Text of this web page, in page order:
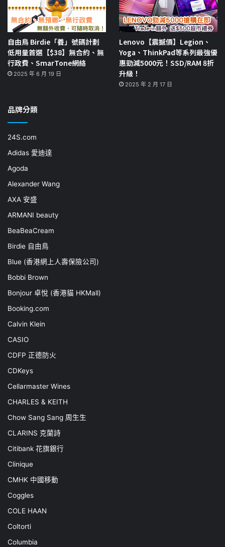
自由鳥 Birdie「養」號碼計劃
低用量首選【$38】無合約、無
行政費、SmarTone網絡
2025 年 6 月 19 日
Lenovo【震撼價】Legion、
Yoga、ThinkPad等系列最強優
惠勁減5000元！SSD/RAM 8折
升級！
2025 年 2 月 17 日
品牌分類
24S.com
Adidas 愛迪達
Agoda
Alexander Wang
AXA 安盛
ARMANI beauty
BeaBeaCream
Birdie 自由鳥
Blue (香港網上人壽保險公司)
Bobbi Brown
Bonjour 卓悅 (香港貓 HKMall)
Booking.com
Calvin Klein
CASIO
CDFP 正德防火
CDKeys
Cellarmaster Wines
CHARLES & KEITH
Chow Sang Sang 周生生
CLARINS 克蘭詩
Citibank 花旗銀行
Clinique
CMHK 中國移動
Coggles
COLE HAAN
Coltorti
Columbia